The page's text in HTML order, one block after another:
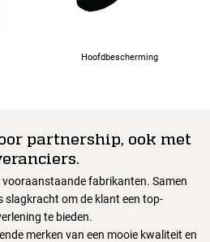
Hoofdbescherming
partnership, ook met
fabrikanten. Samen
slagkracht om de klant een top-
te bieden.
merken van een mooie kwaliteit en